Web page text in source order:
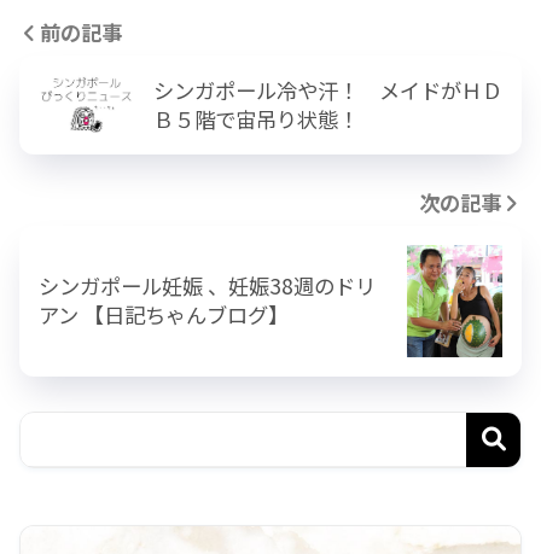
前の記事
シンガポール冷や汗！ メイドがＨＤ
Ｂ５階で宙吊り状態！
次の記事
シンガポール妊娠 、妊娠38週のドリ
アン 【日記ちゃんブログ】